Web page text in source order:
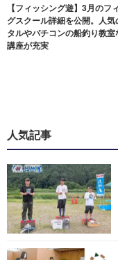
【フィッシング遊】3月のフ
グスクール詳細を公開。人気
タルやバチコンの船釣り教
講座が充実
人気記事